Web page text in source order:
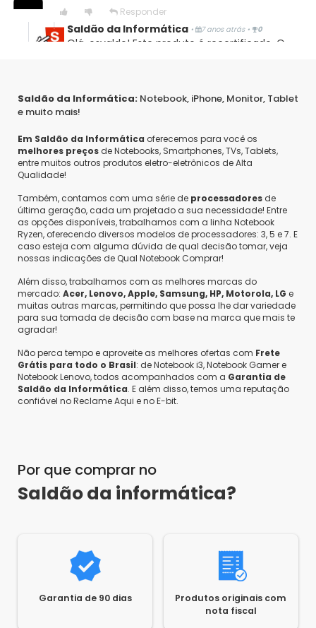
Compra Verificada
7 anos atrás
muito bom , otima configuração , superou expectativas
0 0 Compartilhar...
Compra Verificada
•
•8 anos atrás
EXCELENTE...MUITO BOM...ÓTIMO PRODUTO!!!
Sim, recomendaria este produto a um amigo
2 0 Compartilhar...
Responder
Saldão da Informática • 7 anos atrás • 0
Olá, osvaldo! Este produto é recertificado. O
de um produto novo, com todas as
funcionalidades e características originais,
economizar dinheiro na compra. O produto
recertificado em condições de fábrica passa
por um processo rigoroso de análise, onde
constatação de 100% de funcionamento o
produto é liberado como recertificado. Depois
de atingir 100% da certificação técnica de
operação em suas funcionalidades, os produtos
do Saldão da Informática são classificados em
estético e superficial, sendo assim classificados
como: Ouro, Prata e Bronze. Atenciosamente,
Saldão da Informática.
Vanessa F. • 7 anos atrás• 0
O produto tem garantia?
Responder
Saldão da Informática.
Saldão da Informática 7 anos atrás
Atenciosamente, Saldão da Informática
Saldão da Informática: Notebook, iPhone, Monitor, Tablet
e muito mais!
Em Saldão da Informática oferecemos para você os
melhores preços de Notebooks, Smartphones, TVs, Tablets,
entre muitos outros produtos eletro-eletrônicos de Alta
Qualidade!
Também, contamos com uma série de processadores de
última geração, cada um projetado a sua necessidade! Entre
as opções disponíveis, trabalhamos com a linha Notebook
Ryzen, oferecendo diversos modelos de processadores: 3, 5 e 7. E
caso esteja com alguma dúvida de qual decisão tomar, veja
nossas indicações de Qual Notebook Comprar!
Além disso, trabalhamos com as melhores marcas do
mercado: Acer, Lenovo, Apple, Samsung, HP, Motorola, LG e
muitas outras marcas, permitindo que possa lhe dar variedade
para sua tomada de decisão com base na marca que mais te
agradar!
Não perca tempo e aproveite as melhores ofertas com Frete
Grátis para todo o Brasil: de Notebook i3, Notebook Gamer e
Notebook Lenovo, todos acompanhados com a Garantia de
Saldão da Informática. E além disso, temos uma reputação
confiável no Reclame Aqui e no E-bit.
Por que comprar no
Saldão da informática?
Garantia de 90 dias
Produtos originais com
nota fiscal